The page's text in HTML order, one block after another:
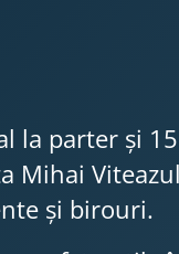
la parter și
și birouri.